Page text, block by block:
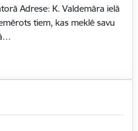
Adrese: K. Valdemāra ielā
tiem, kas meklē savu